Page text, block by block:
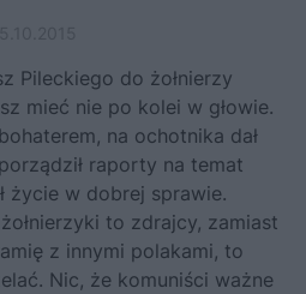
Pileckiego do żołnierzy
mieć nie po kolei w głowie.
na ochotnika dał
raporty na temat
życie w dobrej sprawie.
to zdrajcy, zamiast
z innymi polakami, to
Nic, że komuniści ważne